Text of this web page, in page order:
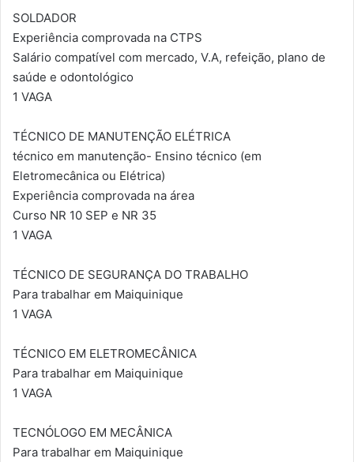
SOLDADOR
Experiência comprovada na CTPS
Salário compatível com mercado, V.A, refeição, plano de
saúde e odontológico
1 VAGA
TÉCNICO DE MANUTENÇÃO ELÉTRICA
técnico em manutenção- Ensino técnico (em
Eletromecânica ou Elétrica)
Experiência comprovada na área
Curso NR 10 SEP e NR 35
1 VAGA
TÉCNICO DE SEGURANÇA DO TRABALHO
Para trabalhar em Maiquinique
1 VAGA
TÉCNICO EM ELETROMECÂNICA
Para trabalhar em Maiquinique
1 VAGA
TECNÓLOGO EM MECÂNICA
Para trabalhar em Maiquinique